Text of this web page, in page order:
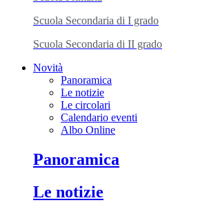
Scuola Secondaria di I grado
Scuola Secondaria di II grado
Novità
Panoramica
Le notizie
Le circolari
Calendario eventi
Albo Online
Panoramica
Le notizie